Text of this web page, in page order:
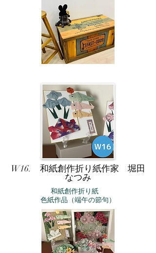
W16. 和紙創作折り紙作家 堀田
なつみ
和紙創作折り紙
色紙作品（端午の節句）